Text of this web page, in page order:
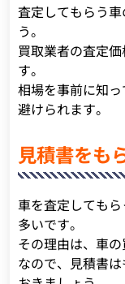
査定してもらう
う。
買取業者の査定
す。
相場を事前に知
避けられます。
見積書をも
車を査定しても
多いです。
その理由は、車
なので、見積書